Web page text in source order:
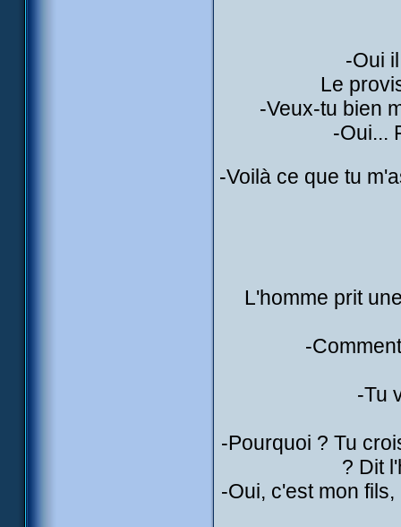
-Oui
Le
-Veux-tu bien
-Oui...
-Voilà ce que tu
L'homme prit
-
-Tu
-Pourquoi ? Tu
? Dit
-Oui, c'est mon